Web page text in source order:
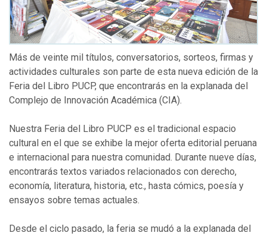
Más de veinte mil títulos, conversatorios, sorteos, firmas y
actividades culturales son parte de esta nueva edición de la
Feria del Libro PUCP, que encontrarás en la explanada del
Complejo de Innovación Académica (CIA).
Nuestra Feria del Libro PUCP es el tradicional espacio
cultural en el que se exhibe la mejor oferta editorial peruana
e internacional para nuestra comunidad. Durante nueve días,
encontrarás textos variados relacionados con derecho,
economía, literatura, historia, etc., hasta cómics, poesía y
ensayos sobre temas actuales.
Desde el ciclo pasado, la feria se mudó a la explanada del